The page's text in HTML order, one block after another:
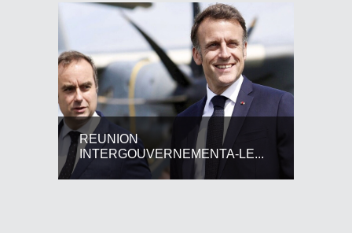
REUNION
INTERGOUVERNEMENTA-LE...